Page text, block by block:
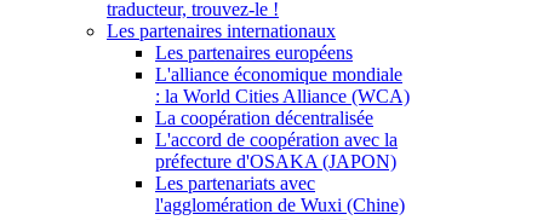
traducteur, trouvez-le !
Les partenaires internationaux
Les partenaires européens
L'alliance économique mondiale
: la World Cities Alliance (WCA)
La coopération décentralisée
L'accord de coopération avec la
préfecture d'OSAKA (JAPON)
Les partenariats avec
l'agglomération de Wuxi (Chine)